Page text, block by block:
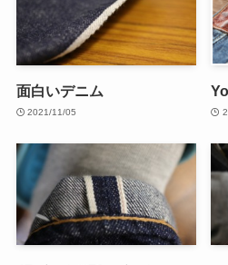
面白いデニム
2021/11/05